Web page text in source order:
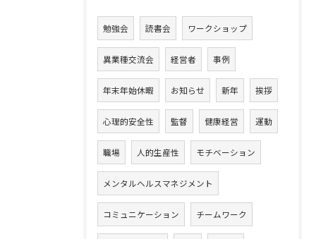
勉強会 読書会 ワークショップ
異業種交流会 経営者 事例
年末年始休暇 お知らせ 新年 挨拶
心理的安全性 監督 健康経営 運動
職場 人的生産性 モチベーション
メンタルヘルスマネジメント
コミュニケーション チームワーク